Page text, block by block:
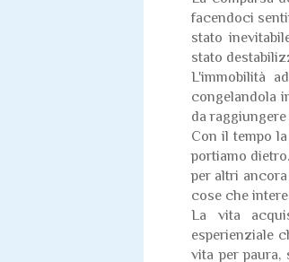
facendoci
stato
stato
L'immobilità
congelandola
da
Con il tempo
portiamo
per altri
cose che
La vita
esperienziale
vita per